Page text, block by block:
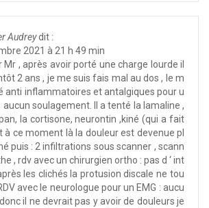
Audreydit :
2021 à 21 h 49 min
Mr , après avoir porté une charge lourde il
2 ans , je me suis fais mal au dos , le m
anti inflammatoires et antalgiques pour u
soulagement. Il a tenté la lamaline ,
la cortisone, neurontin ,kiné (qui a fait
à ce moment là la douleur est devenue pl
, rdv avec un chirurgien ortho : pas d ‘ int
clichés la protusion discale ne tou
avec le neurologue pour un EMG : aucu
il ne devrait pas y avoir de douleurs je